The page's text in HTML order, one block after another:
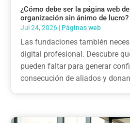
¿Cómo debe ser la página web
organización sin ánimo de lucro?
Jul 24, 2026 | Páginas web
Las fundaciones también
digital profesional. Descubre
pueden faltar para generar
consecución de aliados y